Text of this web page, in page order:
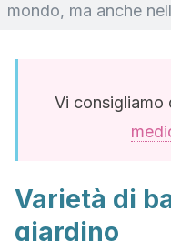
mondo, ma anche
Vi consigliamo
Varietà di
giardino